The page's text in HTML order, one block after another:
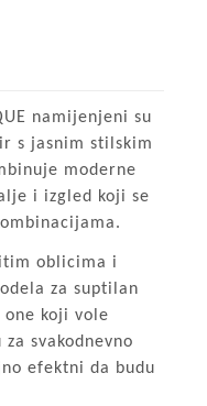
namijenjeni su
s jasnim stilskim
moderne
i izgled koji se
oblicima i
za suptilan
koji vole
svakodnevno
efektni da budu